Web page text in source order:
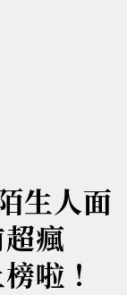
生人面
瘋
啦！